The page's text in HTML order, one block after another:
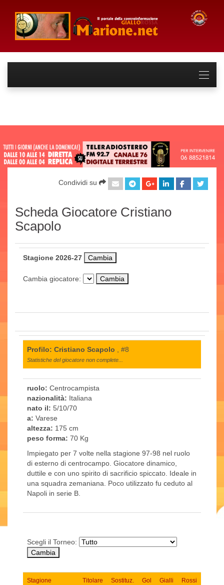
Condividi su
Scheda Giocatore Cristiano
Scapolo
Stagione 2026-27
Cambia giocatore:
Profilo: Cristiano Scapolo , #8
Statistiche del giocatore non complete...
ruolo: Centrocampista
nazionalità: Italiana
nato il: 5/10/70
a: Varese
altezza: 175 cm
peso forma: 70 Kg
Impiegato per 7 volte nella stagione 97-98 nel ruolo
di esterno di centrocampo. Giocatore dinamico,
duttile e con uno spirito di sacrificio spiccato. Ideale in
una squadra zemaniana. Poco utilizzato fu ceduto al
Napoli in serie B.
Scegli il Torneo:
Stagione Titolare Sostituz. Gol Gialli Rossi